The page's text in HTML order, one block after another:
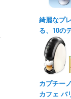
綺麗なプ
る、10の
カプチー
カフェ バ